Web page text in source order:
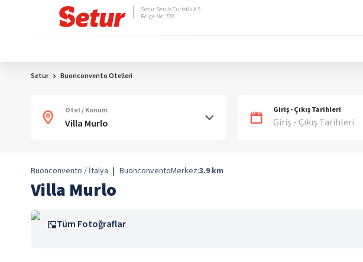
Setur Servis Turistik A.Ş.
Belge No: 728
Setur Buonconvento Otelleri
Otel / Konum Giriş - Çıkış Tarihleri
Giriş - Çıkış Tarihleri
Buonconvento / İtalya | BuonconventoMerkez:3.9 km
Villa Murlo
Tüm Fotoğraflar